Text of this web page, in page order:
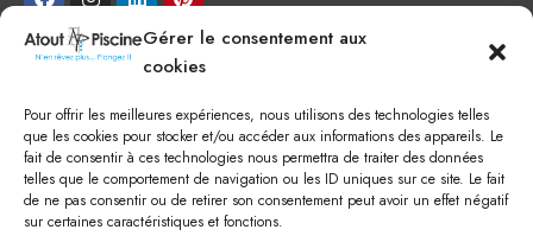
Gérer le consentement aux
cookies
Pour offrir les meilleures expériences, nous utilisons des technologies telles
que les cookies pour stocker et/ou accéder aux informations des appareils. Le
fait de consentir à ces technologies nous permettra de traiter des données
telles que le comportement de navigation ou les ID uniques sur ce site. Le fait
de ne pas consentir ou de retirer son consentement peut avoir un effet négatif
sur certaines caractéristiques et fonctions.
NEWSLETTER
Je veux recevoir toute l'actu
NOS SERVICES
Construction de piscine béton à Narbonne
Piscine coque à Narbonne